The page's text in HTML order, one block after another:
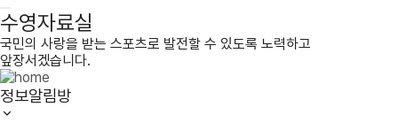
수영자료실
국민의 사랑을 받는 스포츠로 발전할 수 있도록 노력하고
앞장서겠습니다.
정보알림방